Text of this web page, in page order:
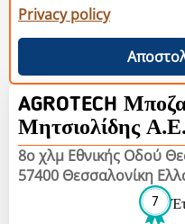
Privacy policy
AGROTECH
Μητσιολίδης
8ο χλμ Εθνικής Οδού
57400 Θεσσαλονίκη
7